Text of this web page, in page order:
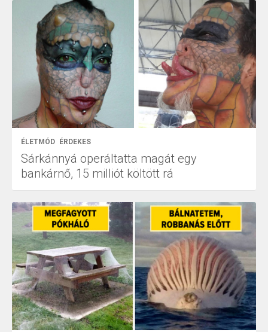
ÉLETMÓD ÉRDEKES
Sárkánnyá operáltatta magát egy
bankárnő, 15 milliót költött rá